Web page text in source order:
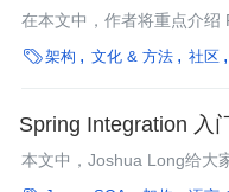
在本文中，作者将重点介绍
以及生态系统是如何走向
APIs！
架构 文化 & 方法 社区
Spring Integration 入
本文中，Joshua Long给大
企业集成模式的Spring框架